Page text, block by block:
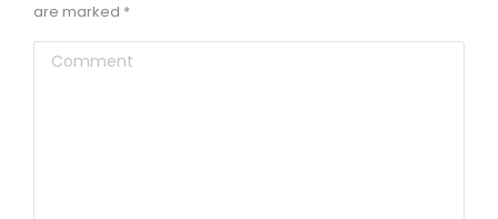
are marked *
Comment